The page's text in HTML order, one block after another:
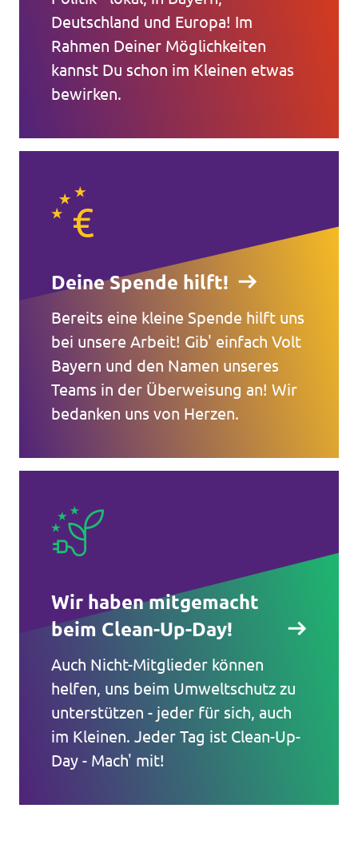
Deutschland und Europa! Im
Rahmen Deiner Möglichkeiten
kannst Du schon im Kleinen etwas
bewirken.
Deine Spende hilft!
Bereits eine kleine Spende hilft uns
bei unsere Arbeit! Gib' einfach Volt
Bayern und den Namen unseres
Teams in der Überweisung an! Wir
bedanken uns von Herzen.
Wir haben mitgemacht
beim Clean-Up-Day!
Auch Nicht-Mitglieder können
helfen, uns beim Umweltschutz zu
unterstützen - jeder für sich, auch
im Kleinen. Jeder Tag ist Clean-Up-
Day - Mach' mit!